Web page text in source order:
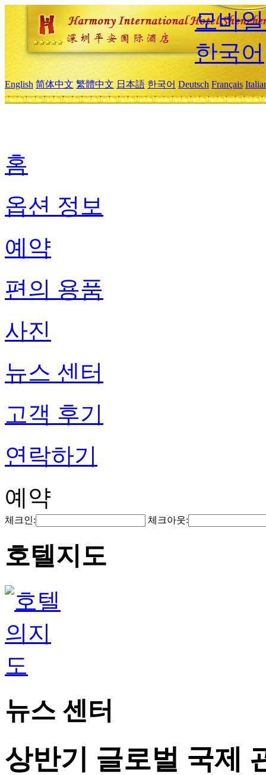
모바
한국어
English 简体中文 繁體中文 日本語 한국어 Deutsch Français
홈
옵션 정보
예약
편의 용품
사진
뉴스 센터
고객 후기
연락하기
예약
체크인: 체크아웃:
호텔지도
뉴스 센터
상반기 글로벌 국제